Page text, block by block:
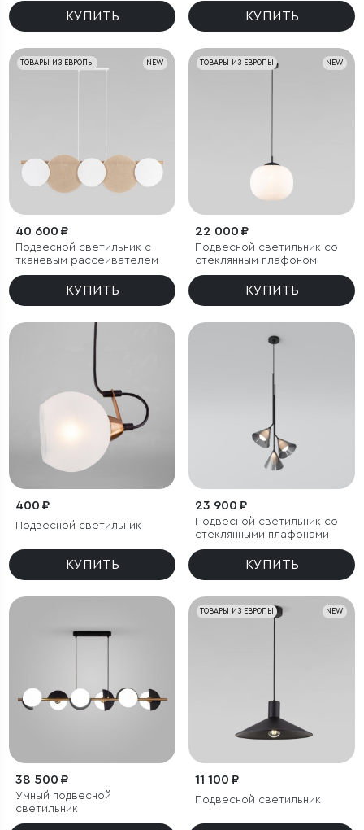
КУПИТЬ КУПИТЬ
NEW
ТОВАРЫ ИЗ ЕВРОПЫ
40 600 ₽
Подвесной светильник с
тканевым рассеивателем
КУПИТЬ
NEW
ТОВАРЫ ИЗ ЕВРОПЫ
22 000 ₽
Подвесной светильник со
стеклянным плафоном
КУПИТЬ
400 ₽
Подвесной светильник
КУПИТЬ
23 900 ₽
Подвесной светильник со
стеклянными плафонами
КУПИТЬ
38 500 ₽
Умный подвесной
светильник
NEW
ТОВАРЫ ИЗ ЕВРОПЫ
11 100 ₽
Подвесной светильник